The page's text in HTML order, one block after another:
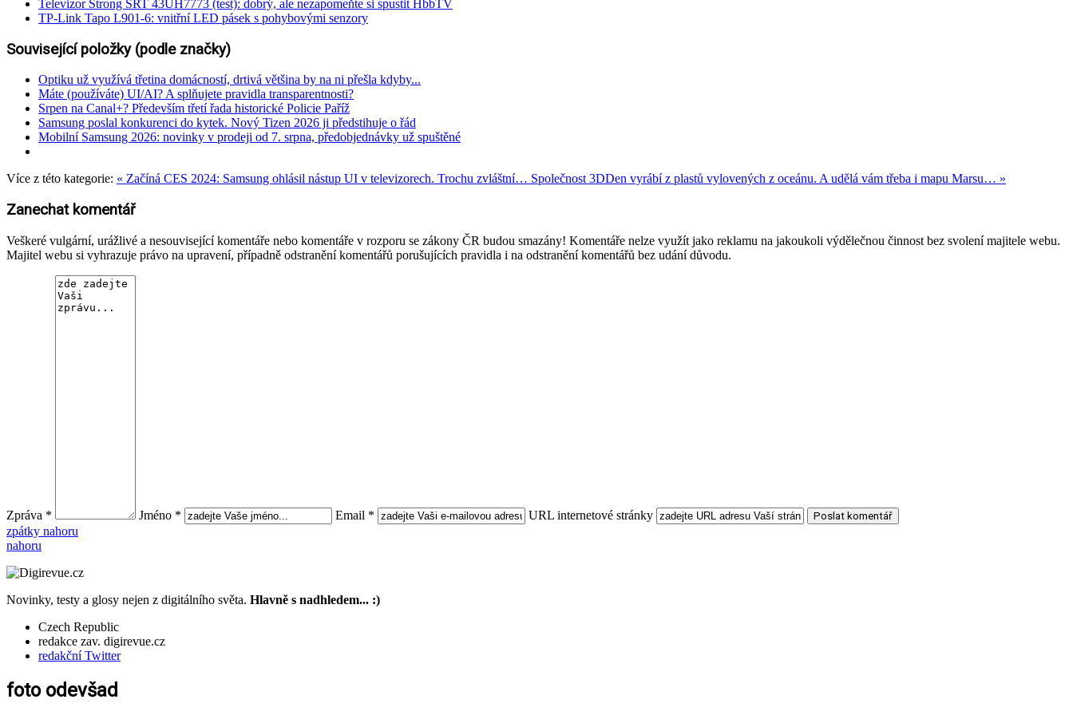
Televizor Strong SRT 43UH7773 (test): dobrý, ale nezapomeňte si spustit HbbTV
TP-Link Tapo L901-6: vnitřní LED pásek s pohybovými senzory
Související položky (podle značky)
Optiku už využívá třetina domácností, drtivá většina by na ni přešla kdyby...
Máte (používáte) UI/AI? A splňujete pravidla transparentnosti?
Srpen na Canal+? Především třetí řada historické Policie Paříž
Samsung poslal konkurenci do kytek. Nový Tizen 2026 ji předstihuje o řád
Mobilní Samsung 2026: novinky v prodeji od 7. srpna, předobjednávky už spuštěné
Více z této kategorie: « Začíná CES 2024: Samsung ohlásil nástup UI v televizorech. Trochu zvláštní… Společnost 3DDen vyrábí z plastů vylovených z oceánu. A udělá vám třeba i mapu Marsu… »
Zanechat komentář
Veškeré vulgární, urážlivé a nesouvisející komentáře nebo komentáře v rozporu se zákony ČR budou smazány! Komentáře nelze využít jako reklamu na jakoukoli výdělečnou činnost bez svolení majitele webu.
Majitel webu si vyhrazuje právo na upravení, případně odstranění komentářů porušujících pravidla i na odstranění komentářů bez udání důvodu.
Zpráva * Jméno * Email *
URL internetové stránky
zpátky nahoru
nahoru
Novinky, testy a glosy nejen z digitálního světa. Hlavně s nadhledem... :)
Czech Republic
redakce zav. digirevue.cz
redakční Twitter
foto odevšad